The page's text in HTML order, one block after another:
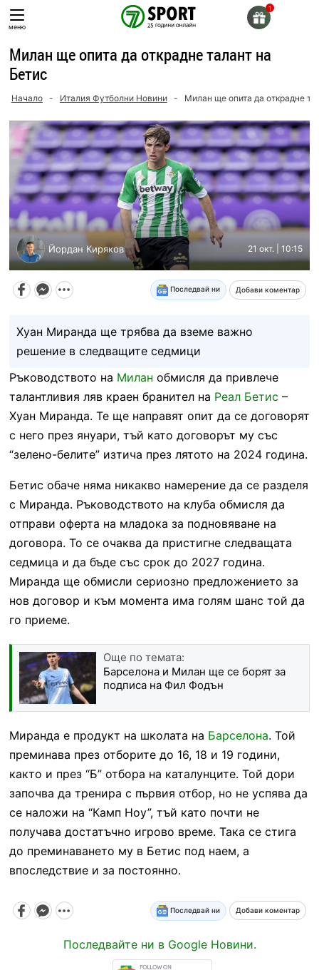
Skip
toменю
Милан ще опита да открадне талант на
Бетис
Начало - Италия Футболни Новини - Милан ще опита да открадне
Йордан Киряков 21 окт. | 10:15
Последвай ни Добави коментар
Хуан Миранда ще трябва да вземе важно
решение в следващите седмици
Ръководството на Милан обмисля да привлече
талантливия ляв краен бранител на Реал Бетис –
Хуан Миранда. Те ще направят опит да се договорят
с него през януари, тъй като договорът му със
“зелено-белите” изтича през лятото на 2024 година.
Бетис обаче няма никакво намерение да се разделя
с Миранда. Ръководството на клуба обмисля да
отправи оферта на младока за подновяване на
договора. То се очаква да пристигне следващата
седмица и да бъде със срок до 2027 година.
Миранда ще обмисли сериозно предложението за
нов договор и към момента има голям шанс той да
го приеме.
Още по темата:
Барселона и Милан ще се борят за
подписа на Фил Фодън
Миранда е продукт на школата на Барселона. Той
преминава през отборите до 16, 18 и 19 години,
както и през “Б” отбора на каталунците. Той дори
започва да тренира с първия отбор, но не успява да
се наложи на “Камп Ноу”, тъй като почти не
получава достатъчно игрово време. Така се стига
до преминаването му в Бетис под наем, а
впоследствие и за постоянно.
Последвай ни Добави коментар
Последвайте ни в Google Новини.